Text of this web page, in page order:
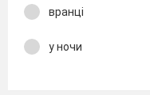
вранці
у ночи